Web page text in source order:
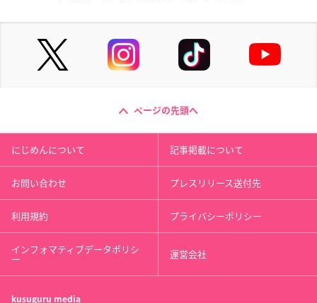
ページの先頭へ
にじめんについて 記事掲載について
お問い合わせ プレスリリース送付先
利用規約 プライバシーポリシー
インフォマティブデータポリシ
ー 運営会社
kusuguru media